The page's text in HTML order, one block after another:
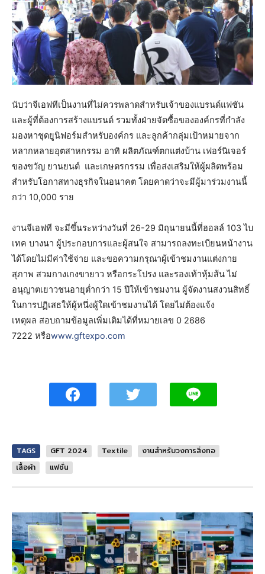
นับว่าจีเอฟทีเป็นงานที่ไม่ควรพลาดสำหรับเจ้าของแบรนด์แฟชัน
และผู้ที่ต้องการสร้างแบรนด์ รวมทั้งฝ่ายจัดซื้อขององค์กรที่กำลัง
มองหาชุดยูนิฟอร์มสำหรับองค์กร และลูกค้ากลุ่มเป้าหมายจาก
หลากหลายอุตสาหกรรม อาทิ ผลิตภัณฑ์ตกแต่งบ้าน เฟอร์นิเจอร์
ของขวัญ ยานยนต์ และเกษตรกรรม เพื่อส่งเสริมให้ผู้ผลิตพร้อม
สำหรับโอกาสทางธุรกิจในอนาคต โดยคาดว่าจะมีผู้มาร่วมงานนี้
กว่า 10,000 ราย
งานจีเอฟที จะมีขึ้นระหว่างวันที่ 26-29 มิถุนายนนี้ที่ฮอลล์ 103 ไบ
เทค บางนา ผู้ประกอบการและผู้สนใจ สามารถลงทะเบียนหน้างาน
ได้โดยไม่มีค่าใช้จ่าย และขอความกรุณาผู้เข้าชมงานแต่งกาย
สุภาพ สวมกางเกงขายาว หรือกระโปรง และรองเท้าหุ้มส้น ไม่
อนุญาตเยาวชนอายุต่ำกว่า 15 ปีให้เข้าชมงาน ผู้จัดงานสงวนสิทธิ์
ในการปฏิเสธให้ผู้หนึ่งผู้ใดเข้าชมงานได้ โดยไม่ต้องแจ้ง
เหตุผล สอบถามข้อมูลเพิ่มเติมได้ที่หมายเลข 0 2686
7222 หรือwww.gftexpo.com
TAGS GFT 2024 Textile
งานสำหรับวงการสิ่งทอ
เสื้อผ้า
แฟชั่น